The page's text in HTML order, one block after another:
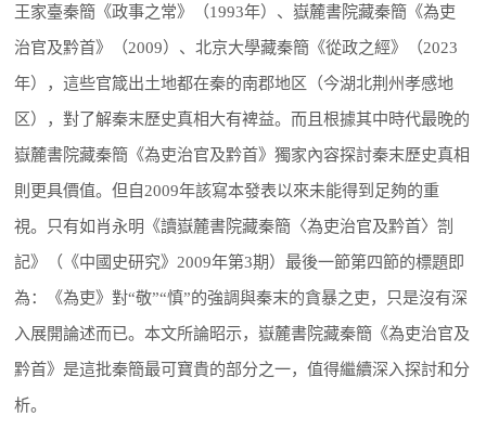
王家臺秦簡《政事之常》（1993年）、嶽麓書院藏秦簡《為吏
治官及黔首》（2009）、北京大學藏秦簡《從政之經》（2023
年），這些官箴出土地都在秦的南郡地区（今湖北荆州孝感地
区），對了解秦末歷史真相大有裨益。而且根據其中時代最晚的
嶽麓書院藏秦簡《為吏治官及黔首》獨家內容探討秦末歷史真相
則更具價值。但自2009年該寫本發表以來未能得到足夠的重
視。只有如肖永明《讀嶽麓書院藏秦簡〈為吏治官及黔首〉劄
記》（《中國史研究》2009年第3期）最後一節第四節的標題即
為：《為吏》對“敬”“慎”的強調與秦末的貪暴之吏，只是沒有深
入展開論述而已。本文所論昭示，嶽麓書院藏秦簡《為吏治官及
黔首》是這批秦簡最可寶貴的部分之一，值得繼續深入探討和分
析。